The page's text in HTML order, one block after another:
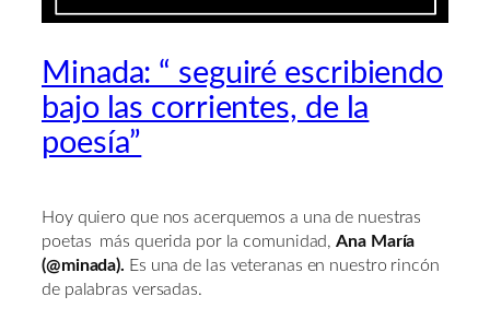
Minada: “ seguiré escribiendo
bajo las corrientes, de la
poesía”
Hoy quiero que nos acerquemos a una de nuestras
poetas más querida por la comunidad,Ana María
(@minada). Es una de las veteranas en nuestro rincón
de palabras versadas.